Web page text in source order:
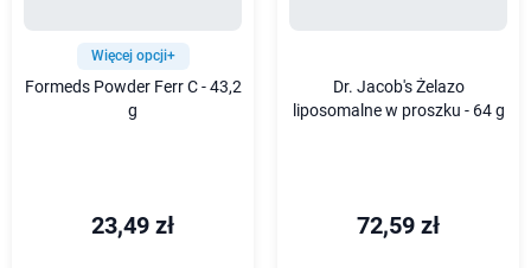
Więcej opcji+
Formeds Powder Ferr C - 43,2
g
23,49 zł
Dr. Jacob's Żelazo
liposomalne w proszku - 64 g
72,59 zł